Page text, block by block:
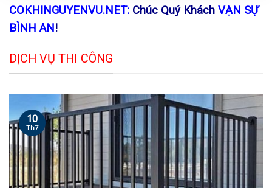
COKHINGUYENVU.NET: Chúc Quý Khách VẠN SỰ
BÌNH AN!
DỊCH VỤ THI CÔNG
10
Th7